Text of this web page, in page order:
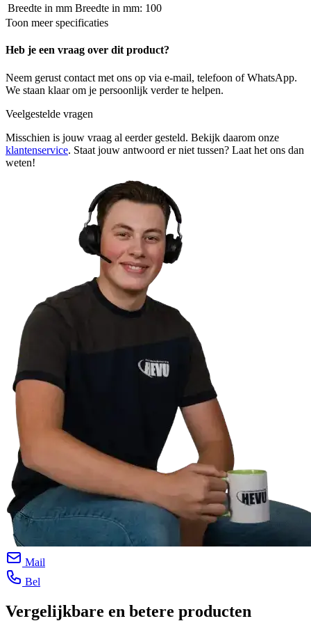
Breedte in mm
100
Toon meer specificaties
Heb je een vraag over dit product?
Neem gerust contact met ons op via e-mail, telefoon of WhatsApp.
We staan klaar om je persoonlijk verder te helpen.
Veelgestelde vragen
Misschien is jouw vraag al eerder gesteld. Bekijk daarom onze
klantenservice. Staat jouw antwoord er niet tussen? Laat het ons dan
weten!
Mail
Bel
Vergelijkbare en betere producten